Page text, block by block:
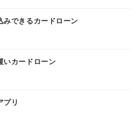
みできるカードローン
いカードローン
プリ